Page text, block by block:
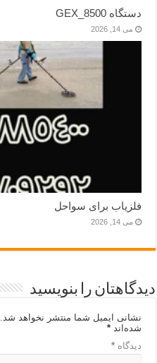
دستگاه GEX_8500
می 14, 2026
فلزیاب برای سواحل
می 14, 2026
دیدگاهتان را بنویسید
نشانی ایمیل شما منتشر نخواهد شد.
شده‌اند*
دیدگاه*